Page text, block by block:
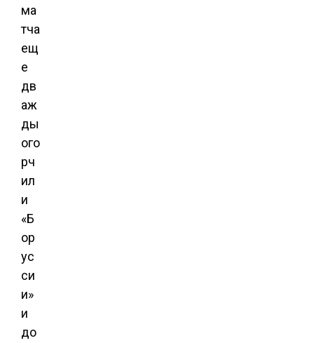
ма
тча
ещ
е
дв
аж
ды
ого
рч
ил
и
«Б
ор
ус
си
и»
и
до